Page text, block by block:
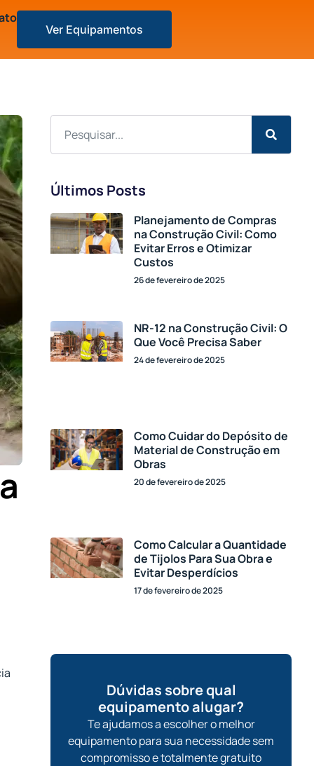
Ver Equipamentos
Últimos Posts
Planejamento de Compras
na Construção Civil: Como
Evitar Erros e Otimizar
Custos
26 de fevereiro de 2025
NR-12 na Construção Civil: O
Que Você Precisa Saber
24 de fevereiro de 2025
Como Cuidar do Depósito de
Material de Construção em
Obras
20 de fevereiro de 2025
Como Calcular a Quantidade
de Tijolos Para Sua Obra e
Evitar Desperdícios
17 de fevereiro de 2025
Dúvidas sobre qual
equipamento alugar?
Te ajudamos a escolher o melhor
equipamento para sua necessidade sem
compromisso e totalmente gratuito